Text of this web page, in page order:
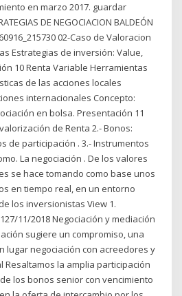
en marzo 2017. guardar
DE NEGOCIACION BALDEÓN
02-Caso de Valoracion
Estrategias de inversión: Value,
10 Renta Variable Herramientas
de las acciones locales
internacionales Concepto:
en bolsa. Presentación 11
de Renta 2.- Bonos:
de participación . 3.- Instrumentos
La negociación . De los valores
se hace tomando como base unos
en tiempo real, en un entorno
los inversionistas View 1.
11/2018 Negociación y mediación
sugiere un compromiso, una
lugar negociación con acreedores y
la amplia participación
los bonos senior con vencimiento